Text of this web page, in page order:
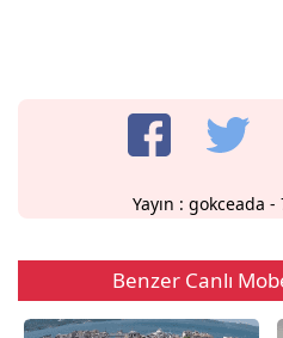
Yayın : gokceada -
Benzer Canlı